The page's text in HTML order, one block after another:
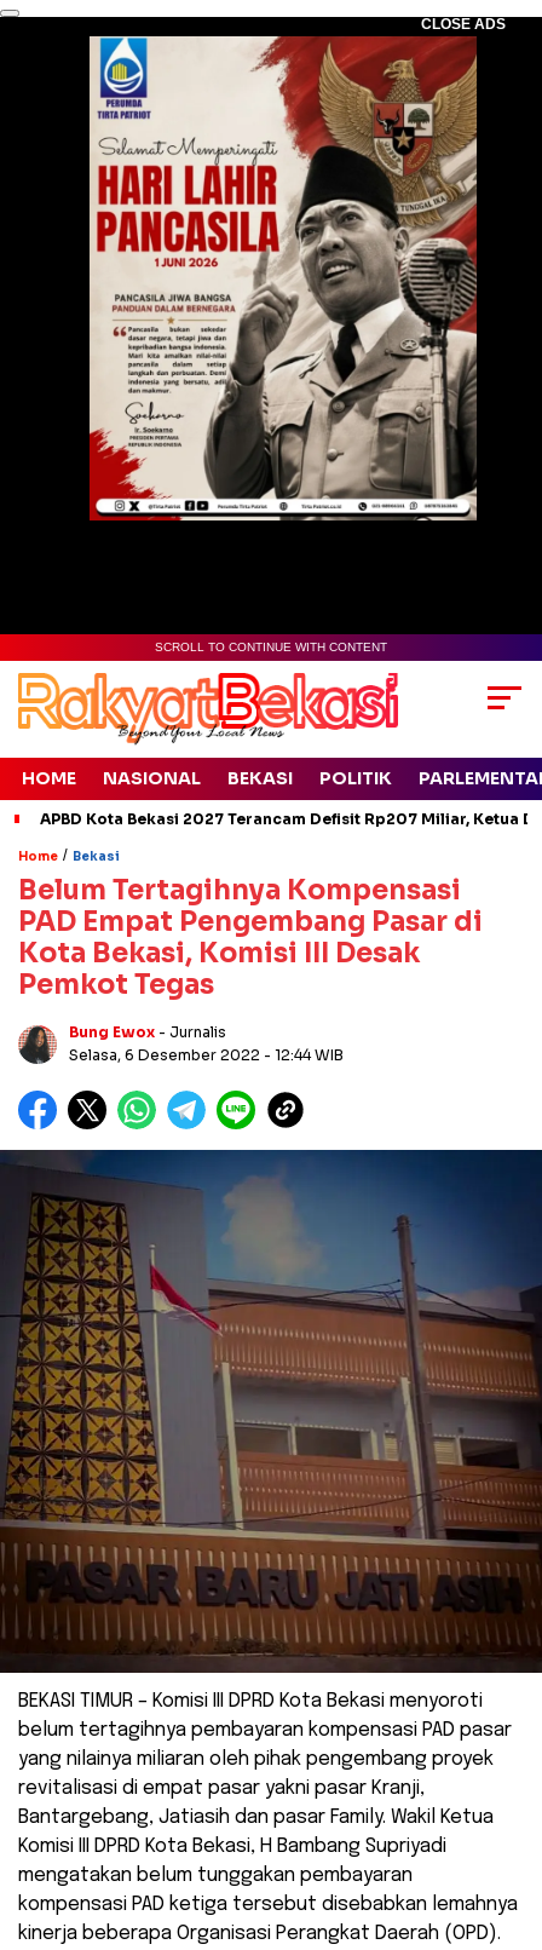
CLOSE ADS
SCROLL TO CONTINUE WITH CONTENT
HOME NASIONAL BEKASI POLITIK
APBD Kota Bekasi 2027 Terancam Defisit Rp207 Miliar, Ketua
Home / Bekasi
Belum Tertagihnya Kompensasi
PAD Empat Pengembang Pasar di
Kota Bekasi, Komisi III Desak
Pemkot Tegas
Bung Ewox - Jurnalis
Selasa, 6 Desember 2022 - 12:44 WIB
BEKASI TIMUR – Komisi III DPRD Kota Bekasi menyoroti
belum tertagihnya pembayaran kompensasi PAD pasar
yang nilainya miliaran oleh pihak pengembang proyek
revitalisasi di empat pasar yakni pasar Kranji,
Bantargebang, Jatiasih dan pasar Family. Wakil Ketua
Komisi III DPRD Kota Bekasi, H Bambang Supriyadi
mengatakan belum tunggakan pembayaran
kompensasi PAD ketiga tersebut disebabkan lemahnya
kinerja beberapa Organisasi Perangkat Daerah (OPD).